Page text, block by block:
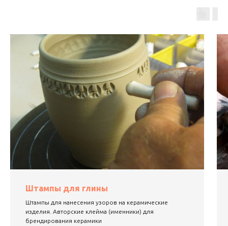
Штампы для глины
Штампы для нанесения узоров на керамические
изделия. Авторские клейма (именники) для
брендирования керамики